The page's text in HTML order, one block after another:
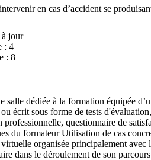
en cas d’accident se
jour
: 4
: 8
salle dédiée à la formation équipée
écrit sous forme de tests
professionnelle, questionnaire de
du formateur Utilisation de cas
organisée principalement
dans le déroulement de son